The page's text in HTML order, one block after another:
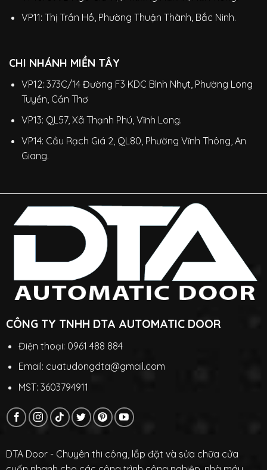
VP11: Thị Trần Hồ, Phường Thuận Thành, Bắc Ninh.
CHI NHÁNH MIỀN TÂY
VP12: 373C/14 Đường F3 KDC Bình Nhựt, Phường Long
Tuyền, Cần Thơ
VP13: QL57, Xã Thạnh Phú, Vĩnh Long.
VP14: Cầu Rạch Giá 2, QL80, Phường Vĩnh Thông, An
Giang.
CÔNG TY TNHH DTA AUTOMATIC DOOR
Điện thoại: 0961 488 884
Email: cuatudongdta@gmail.com
MST: 3603794911
DTA Door - Chuyên thi công, lắp đặt và sửa chữa cửa